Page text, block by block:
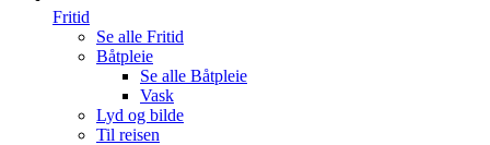
Fritid
Se alle Fritid
Båtpleie
Se alle Båtpleie
Vask
Lyd og bilde
Til reisen